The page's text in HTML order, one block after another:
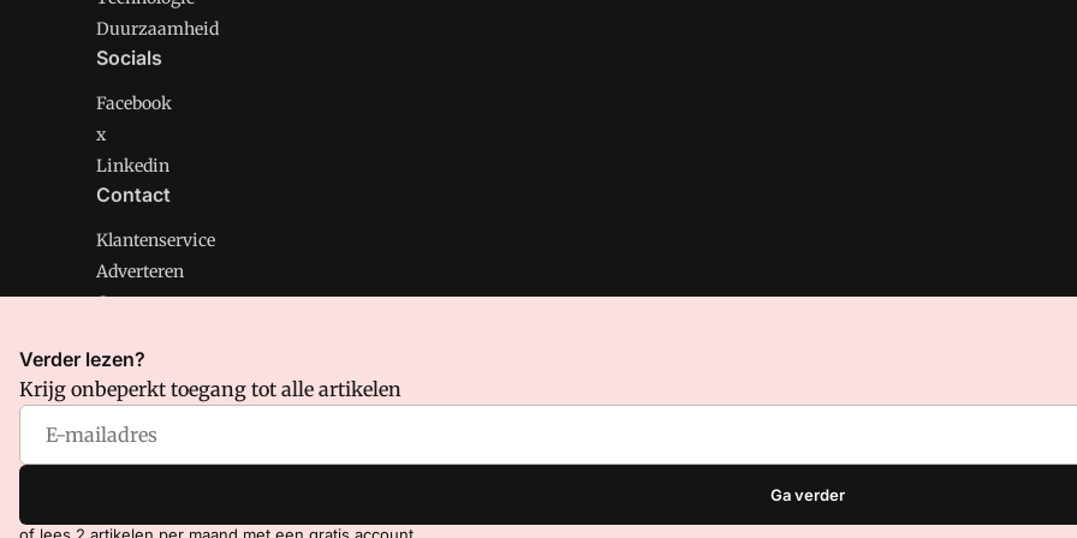
Duurzaamheid
Socials
Facebook
x
Linkedin
Contact
Klantenservice
Adverteren
Contact
CMweb is onderdeel van VMN media. Lees inons manifestwaar VMN media voor staat. Op gebruik van deze site zijn de
Voorwaarden
Verder lezen?
Krijg onbeperkt toegang tot alle artikelen
Ga verder